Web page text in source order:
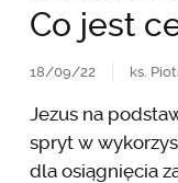
Co jest
18/09/22 ks.
Jezus na
spryt w
dla osiągnięcia